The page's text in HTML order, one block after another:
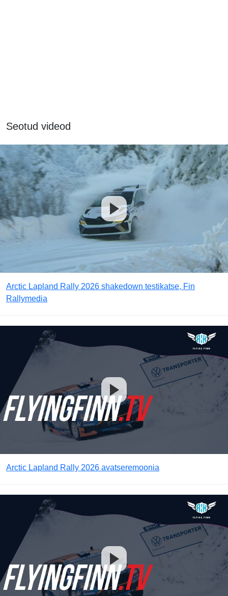
Seotud videod
Arctic Lapland Rally 2026 shakedown testikatse, Fin
Rallymedia
Arctic Lapland Rally 2026 avatseremoonia